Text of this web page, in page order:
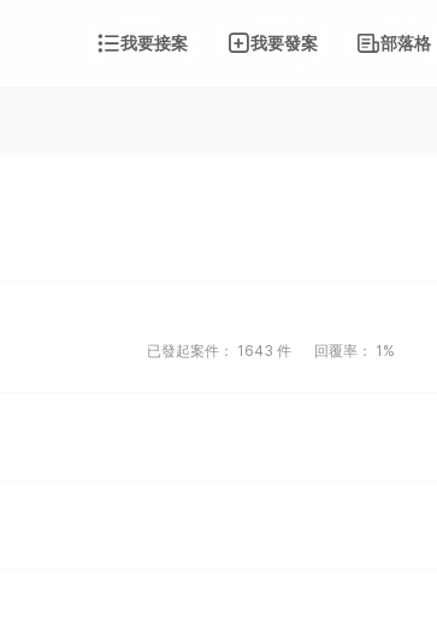
我要接案 我要發案 部落格
已發起案件： 1643 件 回覆率： 1%